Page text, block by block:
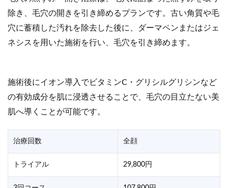
除き、毛穴の開きを引き締めるプランです。古い角質や毛
穴に蓄積した汚れを除去した後に、ダーマペンまたはジェ
ネシスを用いた施術を行い、毛穴を引き締めます。
施術後にイオン導入でビタミンC・グリシルグリシンなど
の有効成分を肌に浸透させることで、毛穴の目立たない美
肌へ導くことが可能です。
治療回数 全顔
トライアル 29,800円